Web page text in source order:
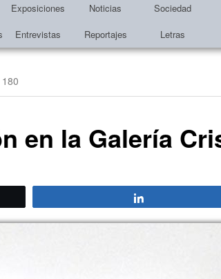
Exposiciones Noticias Sociedad
Entrevistas Reportajes Letras
en la Galería